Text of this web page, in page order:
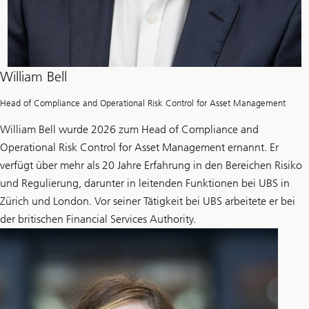
William Bell
Head of Compliance and Operational Risk Control for Asset Management
William Bell wurde 2026 zum Head of Compliance and
Operational Risk Control for Asset Management ernannt. Er
verfügt über mehr als 20 Jahre Erfahrung in den Bereichen Risiko
und Regulierung, darunter in leitenden Funktionen bei UBS in
Zürich und London. Vor seiner Tätigkeit bei UBS arbeitete er bei
der britischen Financial Services Authority.